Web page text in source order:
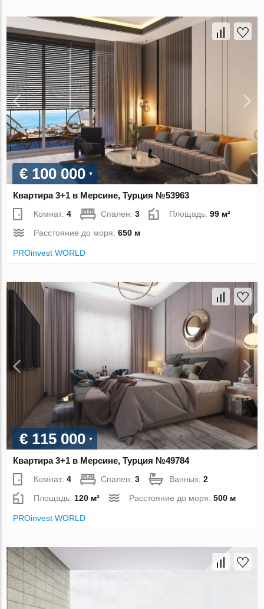
€ 100 000
Квартира 3+1 в Мерсине, Турция №53963
Комнат:4 Спален:3 Площадь:99 м²
Расстояние до моря:650 м
PROinvest WORLD
€ 115 000
Квартира 3+1 в Мерсине, Турция №49784
Комнат:4 Спален:3 Ванных:2
Площадь: 120 м² Расстояние до моря:500 м
PROinvest WORLD